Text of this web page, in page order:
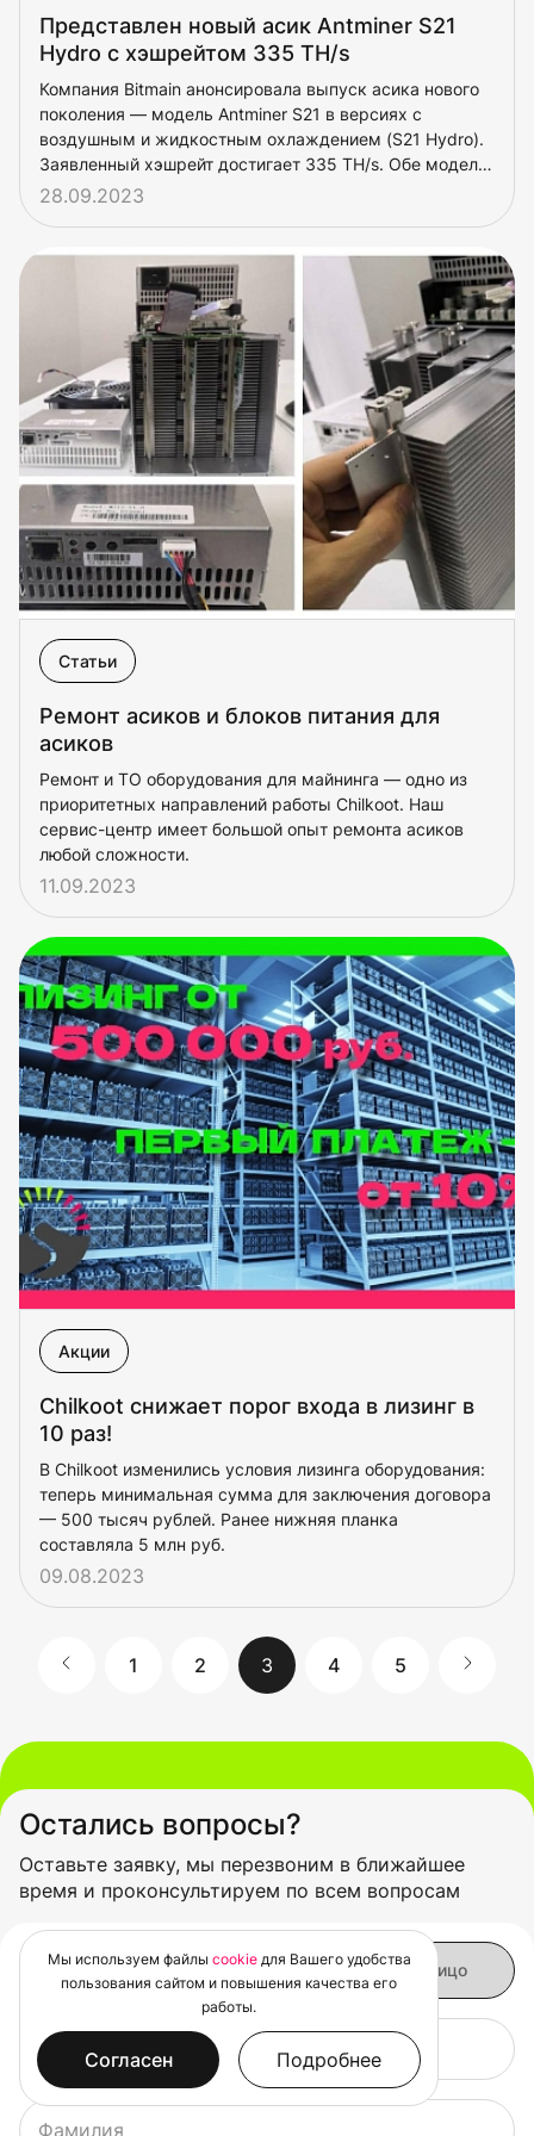
Представлен новый асик Antminer S21
Hydro с хэшрейтом 335 TH/s
Компания Bitmain анонсировала выпуск асика нового
поколения — модель Antminer S21 в версиях с
воздушным и жидкостным охлаждением (S21 Hydro).
Заявленный хэшрейт достигает 335 TH/s. Обе модели
станут доступны в марте-апреле 2024 года.
28.09.2023
Статьи
Ремонт асиков и блоков питания для
асиков
Ремонт и ТО оборудования для майнинга — одно из
приоритетных направлений работы Chilkoot. Наш
сервис-центр имеет большой опыт ремонта асиков
любой сложности.
11.09.2023
Акции
Chilkoot снижает порог входа в лизинг в
10 раз!
В Chilkoot изменились условия лизинга оборудования:
теперь минимальная сумма для заключения договора
— 500 тысяч рублей. Ранее нижняя планка
составляла 5 млн руб.
09.08.2023
1 2 3 4 5
Остались вопросы?
Оставьте заявку, мы перезвоним в ближайшее
время и проконсультируем по всем вопросам
Имя
Фамилия
Мы используем файлы cookieдля Вашего удобства
пользования сайтом и повышения качества его
работы.
Согласен Подробнее